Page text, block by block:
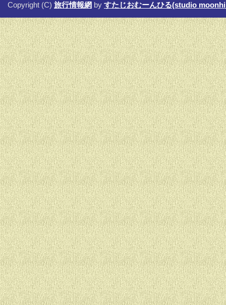
Copyright (C) 旅行情報網 by すたじおむーんひる(studio